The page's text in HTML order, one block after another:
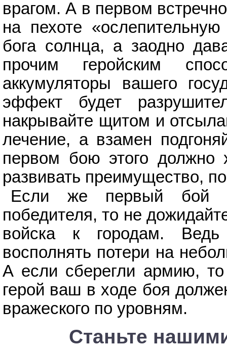
врагом. А в первом
на пехоте
бога солнца, а заодно
прочим геройским
аккумуляторы вашего
эффект будет
накрывайте щитом и
лечение, а взамен
первом бою этого должно
развивать преимущество,
Если же первый бой
победителя, то не
войска к городам. Ведь
восполнять потери на
А если сберегли армию,
герой ваш в ходе боя
вражеского по уровням.
Станьте